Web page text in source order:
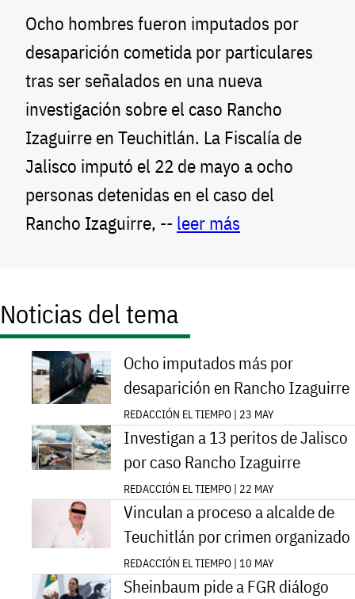
Ocho hombres fueron imputados por
desaparición cometida por particulares
tras ser señalados en una nueva
investigación sobre el caso Rancho
Izaguirre en Teuchitlán. La Fiscalía de
Jalisco imputó el 22 de mayo a ocho
personas detenidas en el caso del
Rancho Izaguirre, -- leer más
Noticias del tema
Ocho imputados más por
desaparición en Rancho Izaguirre
REDACCIÓN EL TIEMPO | 23 MAY
Investigan a 13 peritos de Jalisco
por caso Rancho Izaguirre
REDACCIÓN EL TIEMPO | 22 MAY
Vinculan a proceso a alcalde de
Teuchitlán por crimen organizado
REDACCIÓN EL TIEMPO | 10 MAY
Sheinbaum pide a FGR diálogo